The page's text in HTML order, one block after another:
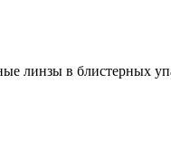
линзы в блистерных